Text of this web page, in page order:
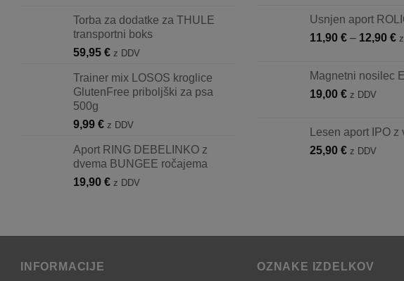
135,00 €
Torba za dodatke za THULE
transportni boks
59,95 € z DDV
Trainer mix LOSOS kroglice
GlutenFree priboljški za psa
500g
9,99 € z DDV
Aport RING DEBELINKO z
dvema BUNGEE ročajema
19,90 € z DDV
Usnjen aport
11,90 € – 12,90 €
Magnetni nosilec
19,00 € z DDV
Lesen aport IPO z
25,90 € z DDV
INFORMACIJE OZNAKE IZDELKOV